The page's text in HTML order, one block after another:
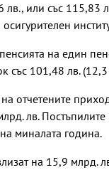
лв., или със 115,83
на един
със 101,48 лв. (12,3
отчетените
лв.
миналата година.
на 15,9 млрд.